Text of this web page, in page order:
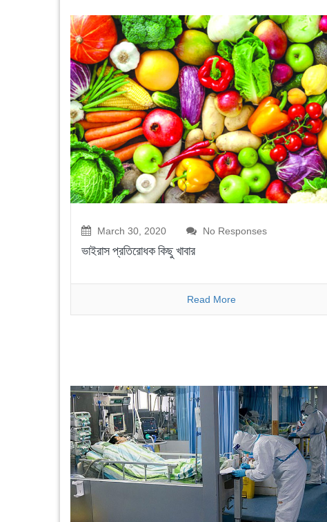
March 30, 2020 No Responses
ভাইরাস প্রতিরোধক কিছু খাবার
Read More